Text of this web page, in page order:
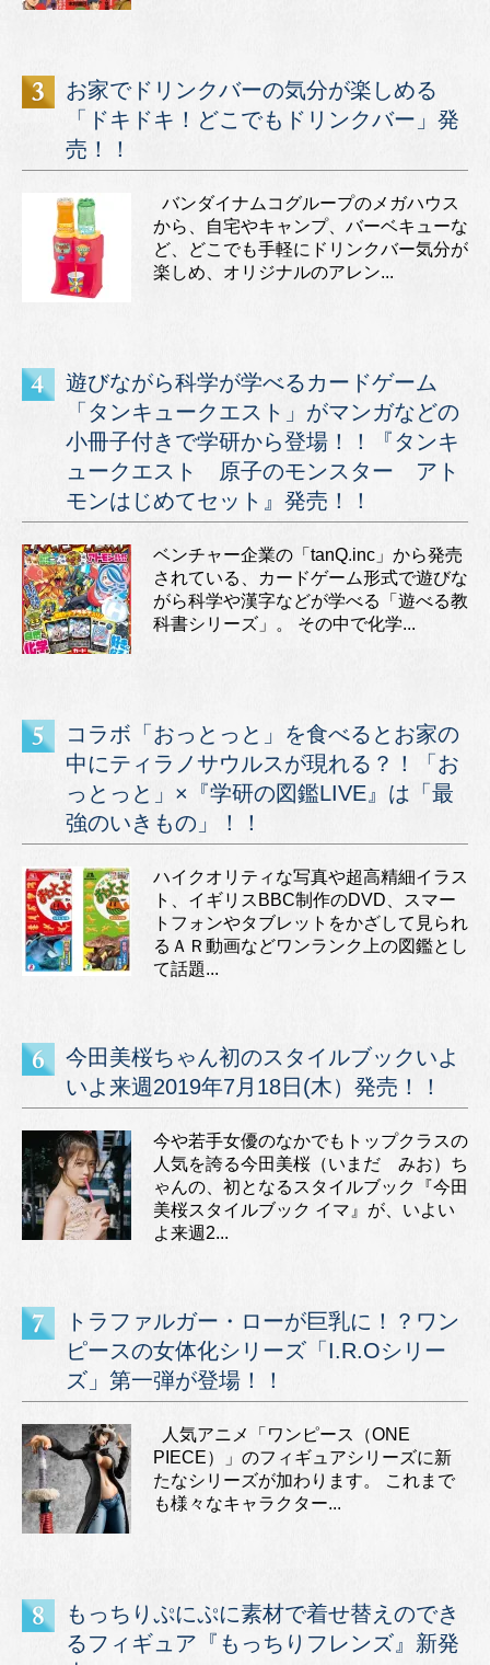
お家でドリンクバーの気分が楽しめる
「ドキドキ！どこでもドリンクバー」発
売！！
バンダイナムコグループのメガハウス
から、自宅やキャンプ、バーベキューな
ど、どこでも手軽にドリンクバー気分が
楽しめ、オリジナルのアレン...
遊びながら科学が学べるカードゲーム
「タンキュークエスト」がマンガなどの
小冊子付きで学研から登場！！『タンキ
ュークエスト 原子のモンスター アト
モンはじめてセット』発売！！
ベンチャー企業の「tanQ.inc」から発売
されている、カードゲーム形式で遊びな
がら科学や漢字などが学べる「遊べる教
科書シリーズ」。 その中で化学...
コラボ「おっとっと」を食べるとお家の
中にティラノサウルスが現れる？！「お
っとっと」×『学研の図鑑LIVE』は「最
強のいきもの」！！
ハイクオリティな写真や超高精細イラス
ト、イギリスBBC制作のDVD、スマー
トフォンやタブレットをかざして見られ
るＡＲ動画などワンランク上の図鑑とし
て話題...
今田美桜ちゃん初のスタイルブックいよ
いよ来週2019年7月18日(木）発売！！
今や若手女優のなかでもトップクラスの
人気を誇る今田美桜（いまだ みお）ち
ゃんの、初となるスタイルブック『今田
美桜スタイルブック イマ』が、いよい
よ来週2...
トラファルガー・ローが巨乳に！？ワン
ピースの女体化シリーズ「I.R.Oシリー
ズ」第一弾が登場！！
人気アニメ「ワンピース（ONE
PIECE）」のフィギュアシリーズに新
たなシリーズが加わります。 これまで
も様々なキャラクター...
もっちりぷにぷに素材で着せ替えのでき
るフィギュア『もっちりフレンズ』新発